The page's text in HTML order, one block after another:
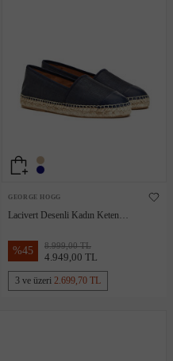
GEORGE HOGG
Lacivert Desenli Kadın Keten
%45 8.999,00 TL
4.949,00 TL
3 ve üzeri 2.699,70 TL